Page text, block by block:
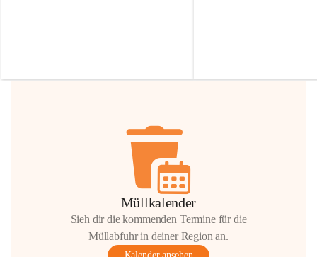
Hilfsbereitschaft!
Müllkalender
Sieh dir die kommenden Termine für die
Müllabfuhr in deiner Region an.